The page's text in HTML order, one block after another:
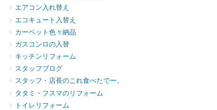
エアコン入れ替え
エコキュート入替え
カーペット色々納品
ガスコンロの入替
キッチンリフォーム
スタッフブログ
スタッフ・店長のこれ食べたでー。
タタミ・フスマのリフォーム
トイレリフォーム